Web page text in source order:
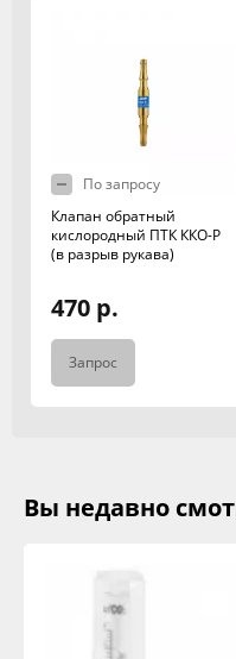
По запросу
Клапан обратный
кислородный ПТК ККО-Р
(в разрыв рукава)
470 р.
Запрос
Вы недавно